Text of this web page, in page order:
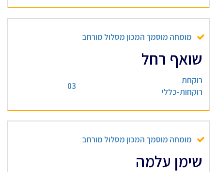
מומחה מוסמך המכון מסלול מורחב
שואף רחל
רוקחת
רוקחות-כללי
03
מומחה מוסמך המכון מסלול מורחב
שימן עלמה